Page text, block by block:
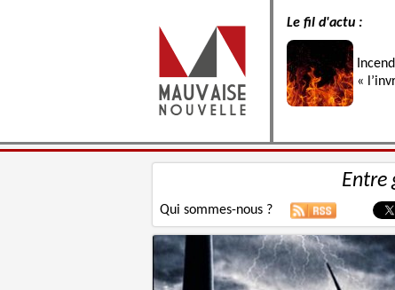
Le fil d'actu :
«
Entre
Qui sommes-nous ?